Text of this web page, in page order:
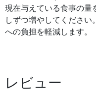
現在与えている食事の量
しずつ増やしてください
への負担を軽減します。
レビュー